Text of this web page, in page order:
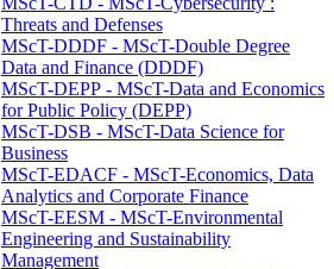
Threats and Defenses
MScT-DDDF - MScT-Double Degree
Data and Finance (DDDF)
MScT-DEPP - MScT-Data and Economics
for Public Policy (DEPP)
MScT-DSB - MScT-Data Science for
Business
MScT-EDACF - MScT-Economics, Data
Analytics and Corporate Finance
MScT-EESM - MScT-Environmental
Engineering and Sustainability
Management